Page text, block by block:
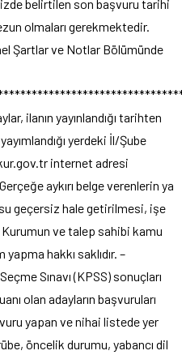
belirtilen son başvuru tarihi
olmaları gerekmektedir.
Şartlar ve Notlar Bölümünde
ilanın yayınlandığı tarihten
yerdeki İl/Şube
internet adresi
aykırı belge verenlerin ya
geçersiz hale getirilmesi, işe
ve talep sahibi kamu
hakkı saklıdır. –
Sınavı (KPSS) sonuçları
olan adayların başvuruları
yapan ve nihai listede yer
öncelik durumu, yabancı dil